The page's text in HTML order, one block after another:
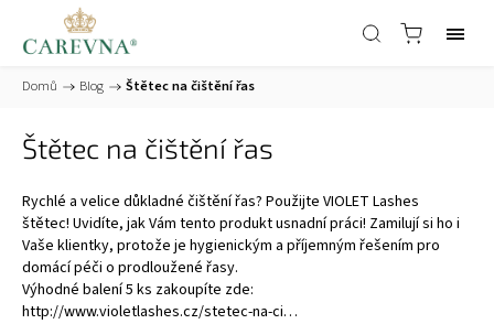
Domů / Blog / Štětec na čištění řas
Štětec na čištění řas
Rychlé a velice důkladné čištění řas? Použijte VIOLET Lashes
štětec! Uvidíte, jak Vám tento produkt usnadní práci! Zamilují si ho i
Vaše klientky, protože je hygienickým a příjemným řešením pro
domácí péči o prodloužené řasy.
Výhodné balení 5 ks zakoupíte zde:
http://www.violetlashes.cz/stetec-na-ci…